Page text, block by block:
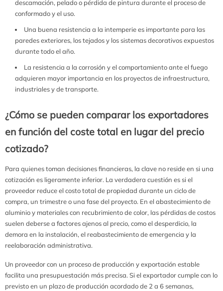
descamación, pelado o pérdida de pintura durante el proceso de
conformado y el uso.
Una buena resistencia a la intemperie es importante para las
paredes exteriores, los tejados y los sistemas decorativos expuestos
durante todo el año.
La resistencia a la corrosión y el comportamiento ante el fuego
adquieren mayor importancia en los proyectos de infraestructura,
industriales y de transporte.
¿Cómo se pueden comparar los exportadores
en función del coste total en lugar del precio
cotizado?
Para quienes toman decisiones financieras, la clave no reside en si una
cotización es ligeramente inferior. La verdadera cuestión es si el
proveedor reduce el costo total de propiedad durante un ciclo de
compra, un trimestre o una fase del proyecto. En el abastecimiento de
aluminio y materiales con recubrimiento de color, las pérdidas de costos
suelen deberse a factores ajenos al precio, como el desperdicio, la
demora en la instalación, el reabastecimiento de emergencia y la
reelaboración administrativa.
Un proveedor con un proceso de producción y exportación estable
facilita una presupuestación más precisa. Si el exportador cumple con lo
previsto en un plazo de producción acordado de 2 a 6 semanas,